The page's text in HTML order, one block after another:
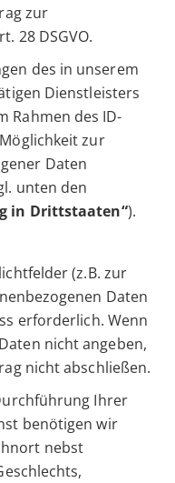
zur
28 DSGVO.
des in unserem
Dienstleisters
Rahmen des ID-
zur
Daten
unten den
in Drittstaaten“).
(z.B. zur
Daten
erforderlich. Wenn
nicht angeben,
nicht abschließen.
Ihrer
benötigen wir
nebst